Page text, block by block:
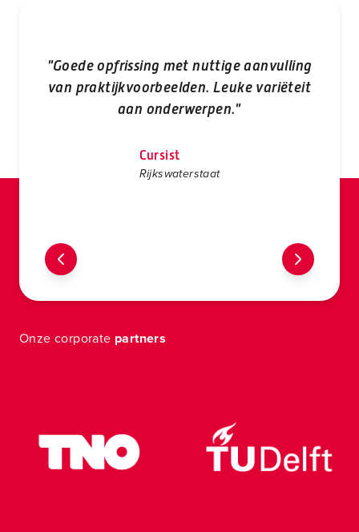
"Goede opfrissing met nuttige aanvulling
van praktijkvoorbeelden. Leuke variëteit
aan onderwerpen."
Cursist
Rijkswaterstaat
Onze corporate partners